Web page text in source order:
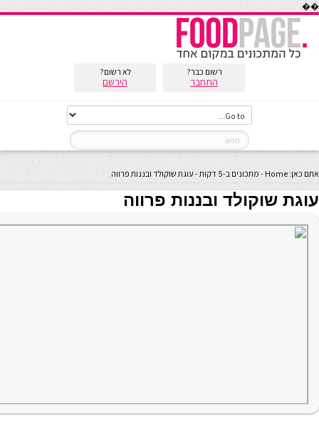
��
רשום כבר?
התחבר
לא רשום?
הירשם
אתם כאן: Home
- מתכונים ב-5 דקות - עוגת שוקולד ובננות פרווה
עוגת שוקולד ובננות פרווה